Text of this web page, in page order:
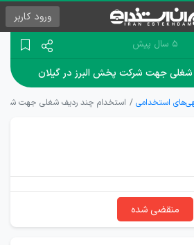
ورود کاربر
۵ سال پیش
جهت شرکت پخش البرز در گیلان
استخدامی استخدام چند ردیف شغلی جهت
منقضی شده